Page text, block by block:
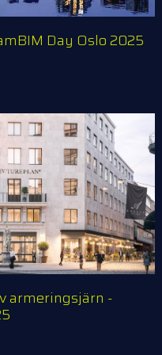
Day Oslo 2025
armeringsjärn -